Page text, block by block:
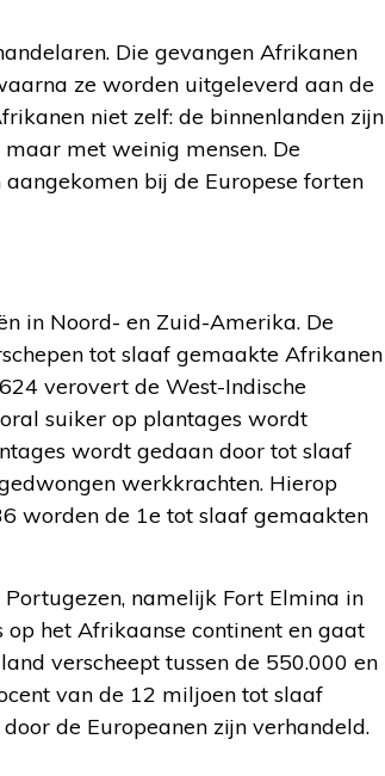
Die gevangen Afrikanen
ze worden uitgeleverd aan de
niet zelf: de binnenlanden zijn
met weinig mensen. De
bij de Europese forten
in Noord- en Zuid-Amerika. De
tot slaaf gemaakte Afrikanen
verovert de West-Indische
suiker op plantages wordt
wordt gedaan door tot slaaf
werkkrachten. Hierop
worden de 1e tot slaaf gemaakten
namelijk Fort Elmina in
het Afrikaanse continent en gaat
verscheept tussen de 550.000 en
van de 12 miljoen tot slaaf
de Europeanen zijn verhandeld.